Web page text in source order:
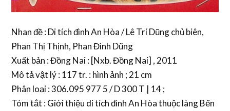
Nhan đề : Di tích đình An Hòa / Lê Trí Dũng chủ biên,
Phan Thị Thịnh, Phan Đình Dũng
Xuất bản : Đồng Nai : [Nxb. Đồng Nai] , 2011
Mô tả vật lý : 117 tr. : hình ảnh ; 21 cm
Phân loại : 306.095 977 5 / D 300 T | 14 ;
Tóm tắt : Giới thiệu di tích đình An Hòa thuộc làng Bến